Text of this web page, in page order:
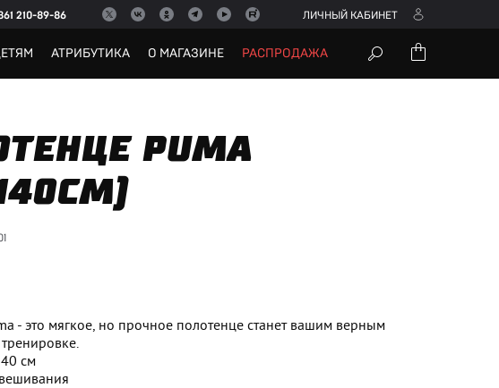
210-89-86 ЛИЧНЫЙ КАБИНЕТ
АТРИБУТИКА О МАГАЗИНЕ РАСПРОДАЖА
PUMA
- это мягкое, но прочное полотенце станет вашим верным
см